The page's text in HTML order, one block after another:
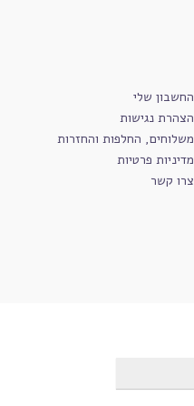
החשבון שלי
הצהרת נגישות
משלוחים, החלפות והחזרות
מדיניות פרטיות
צרו קשר